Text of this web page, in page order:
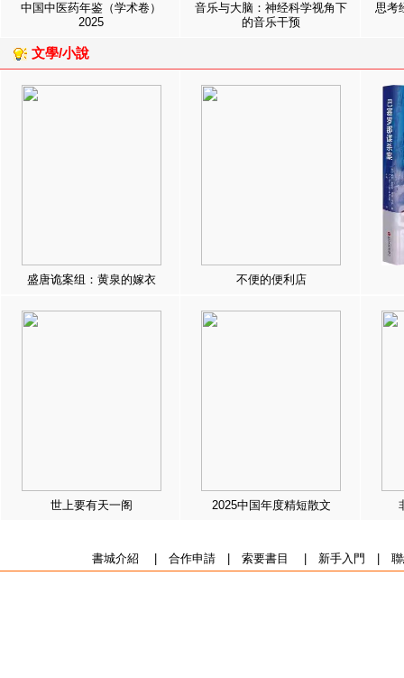
中国中医药年鉴（学术卷）
2025
音乐与大脑：神经科学视角下
的音乐干预
思考
文學/小說
盛唐诡案组：黄泉的嫁衣 不便的便利店
世上要有天一阁 2025中国年度精短散文
書城介紹 合作申請| 索要書目 新手入門